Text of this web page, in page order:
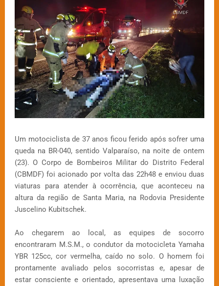
Um motociclista de 37 anos ficou ferido após sofrer uma
queda na BR-040, sentido Valparaíso, na noite de ontem
(23). O Corpo de Bombeiros Militar do Distrito Federal
(CBMDF) foi acionado por volta das 22h48 e enviou duas
viaturas para atender à ocorrência, que aconteceu na
altura da região de Santa Maria, na Rodovia Presidente
Juscelino Kubitschek.
Ao chegarem ao local, as equipes de socorro
encontraram M.S.M., o condutor da motocicleta Yamaha
YBR 125cc, cor vermelha, caído no solo. O homem foi
prontamente avaliado pelos socorristas e, apesar de
estar consciente e orientado, apresentava uma luxação